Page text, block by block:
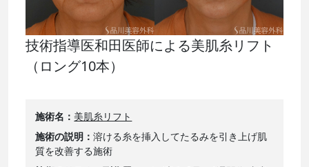
技術指導医和田医師による美肌糸リフト
（ロング10本）
施術名
美肌糸リフト
施術の説明
溶ける糸を挿入してたるみを引き上げ肌
質を改善する施術